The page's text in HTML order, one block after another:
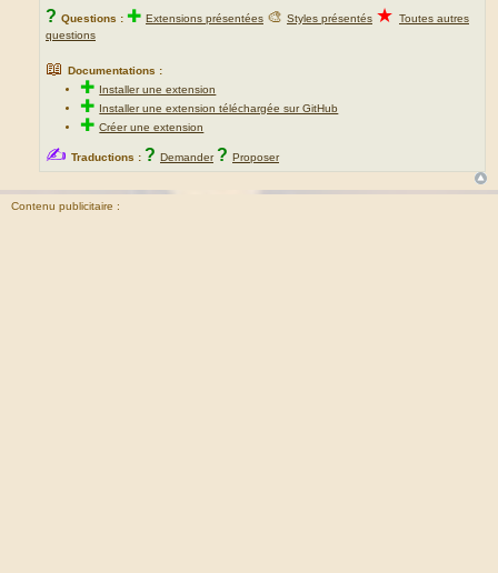
? Questions : ✚ Extensions présentées 🎨 Styles présentés ★ Toutes autres
questions
📖 Documentations :
✚ Installer une extension
✚ Installer une extension téléchargée sur GitHub
✚Créer une extension
✍ Traductions : ? Demander ? Proposer
Contenu publicitaire :